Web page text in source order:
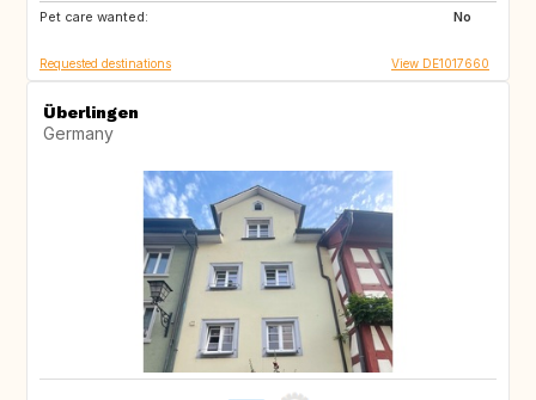
Pet care wanted:
No
Requested destinations View DE1017660
Überlingen
Germany